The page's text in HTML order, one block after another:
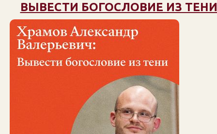
ВЫВЕСТИ БОГОСЛОВИЕ ИЗ ТЕНИ